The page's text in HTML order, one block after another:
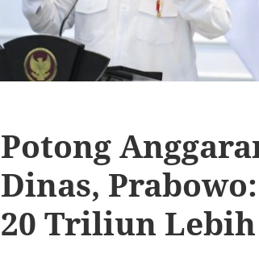
Potong
Dinas,
20 Triliun Lebih